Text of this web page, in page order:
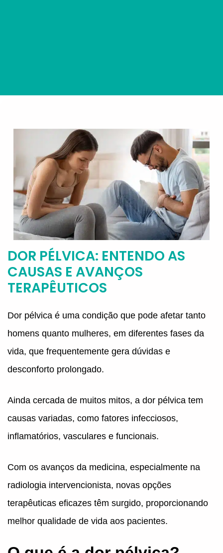
DOR PÉLVICA: ENTENDO AS
CAUSAS E AVANÇOS
TERAPÊUTICOS
Dor pélvica é uma condição que pode afetar tanto
homens quanto mulheres, em diferentes fases da
vida, que frequentemente gera dúvidas e
desconforto prolongado.
Ainda cercada de muitos mitos, a dor pélvica tem
causas variadas, como fatores infecciosos,
inflamatórios, vasculares e funcionais.
Com os avanços da medicina, especialmente na
radiologia intervencionista, novas opções
terapêuticas eficazes têm surgido, proporcionando
melhor qualidade de vida aos pacientes.